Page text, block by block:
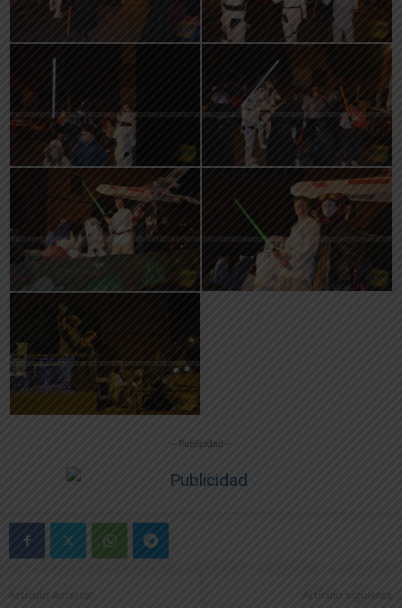
-- Publicidad --
Artículo anterior Artículo siguiente